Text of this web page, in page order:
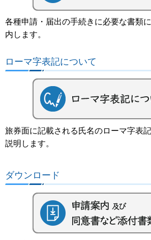
各種申請・届出の手続きに必要な書類
内します。
ローマ字表記について
旅券面に記載される氏名のローマ字表
説明します。
ダウンロード